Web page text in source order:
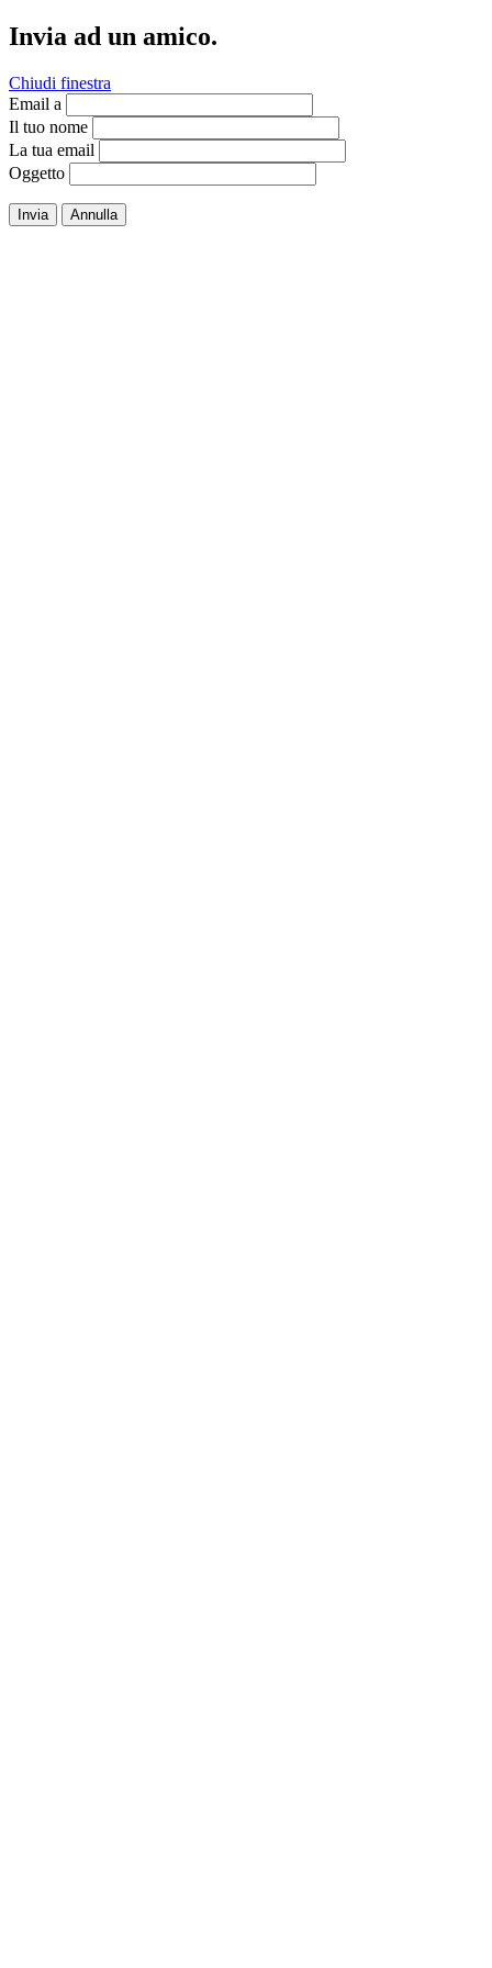
Invia ad un amico.
Chiudi finestra
Email a
Il tuo nome
La tua email
Oggetto
Invia Annulla